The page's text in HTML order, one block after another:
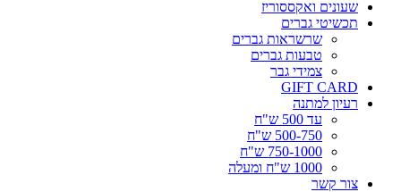
שעונים ואקססוריז
תכשיטי גברים
שרשראות גברים
טבעות גברים
צמידי גבר
GIFT CARD
רעיון למתנה
עד 500 ש"ח
500-750 ש"ח
750-1000 ש"ח
1000 ש"ח ומעלה
צור קשר